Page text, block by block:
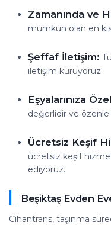
Zamanında ve
mümkün olan en
Şeffaf İletişim:
iletişim kuruyoruz.
Eşyalarınıza
değerlidir ve özenle
Ücretsiz Keşif
ücretsiz keşif
ediyoruz.
Beşiktaş Evden
Cihantrans, taşınma